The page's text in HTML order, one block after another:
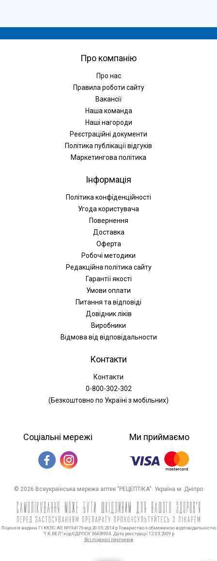
Про компанію
Про нас
Правила роботи сайту
Вакансії
Наша команда
Наші нагороди
Реєстраційні документи
Політика публікації відгуків
Маркетингова політика
Інформація
Політика конфіденційності
Угода користувача
Повернення
Доставка
Оферта
Робочі методики
Редакційна політика сайту
Гарантії якості
Умови оплати
Питання та відповіді
Довідник ліків
Виробники
Відмова від відповідальности
Контакти
Контакти
0-800-302-302
(Безкоштовно по Україні з мобільних)
Соціальні мережі Ми приймаємо
© 2026 Всеукраїнська мережа аптек "РЕЦЕПТІКА". Україна м. Дніпро
Ліцензія видана ГІ ККЛС АЕ №194176 від 20.05.2014 р Товариство з обмеженою відповідальністю
"І.К.ВЕЛ" код ЄДРПОУ 36439904. Дата реєстрації 12.03.2009 р
Всі ліцензії партнерів